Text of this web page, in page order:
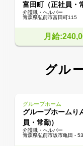
富田町（正社員・
介護職・ヘルパー
青森県弘前市富田町115
月給
グル
グループホーム
グループホームり
員・常勤）
介護職・ヘルパー
青森県弘前市坂市亀田 -